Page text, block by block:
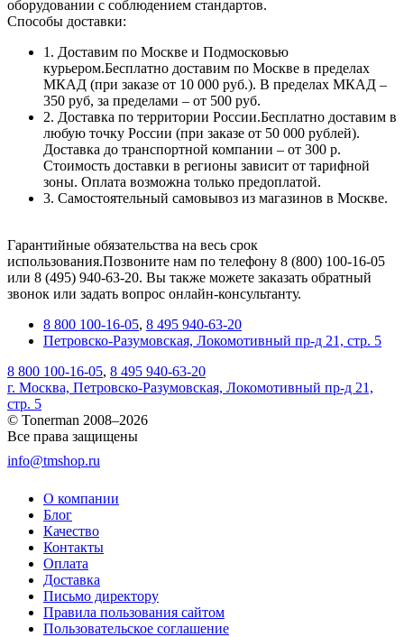
оборудовании с соблюдением стандартов.
Способы доставки:
1. Доставим по Москве и Подмосковью
курьером.Бесплатно доставим по Москве в пределах
МКАД (при заказе от 10 000 руб.). В пределах МКАД –
350 руб, за пределами – от 500 руб.
2. Доставка по территории России.Бесплатно доставим в
любую точку России (при заказе от 50 000 рублей).
Доставка до транспортной компании – от 300 р.
Стоимость доставки в регионы зависит от тарифной
зоны. Оплата возможна только предоплатой.
3. Самостоятельный самовывоз из магазинов в Москве.
Гарантийные обязательства на весь срок
использования.Позвоните нам по телефону 8 (800) 100-16-05
или 8 (495) 940-63-20. Вы также можете заказать обратный
звонок или задать вопрос онлайн-консультанту.
8 800 100-16-05, 8 495 940-63-20
Петровско-Разумовская, Локомотивный пр-д 21, стр. 5
8 800 100-16-05, 8 495 940-63-20
г. Москва, Петровско-Разумовская, Локомотивный пр-д 21,
стр. 5
© Tonerman 2008–2026
Все права защищены
info@tmshop.ru
О компании
Блог
Качество
Контакты
Оплата
Доставка
Письмо директору
Правила пользования сайтом
Пользовательское соглашение